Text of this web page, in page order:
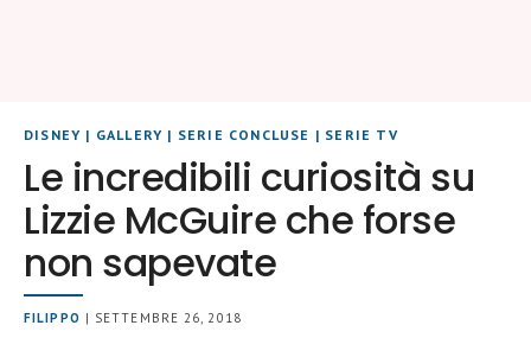
DISNEY | GALLERY | SERIE CONCLUSE | SERIE TV
Le incredibili curiosità su
Lizzie McGuire che forse
non sapevate
FILIPPO | SETTEMBRE 26, 2018